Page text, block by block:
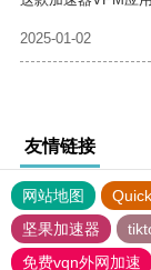
2025-01-02
友情链接
网站地图
坚果加速器
免费vqn外网加速